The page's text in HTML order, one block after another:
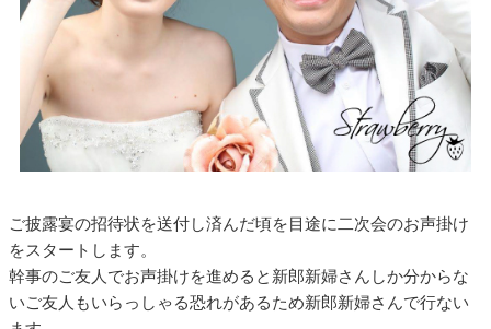
ご披露宴の招待状を送付し済んだ頃を目途に二次会のお声掛け
をスタートします。
幹事のご友人でお声掛けを進めると新郎新婦さんしか分からな
いご友人もいらっしゃる恐れがあるため新郎新婦さんで行ない